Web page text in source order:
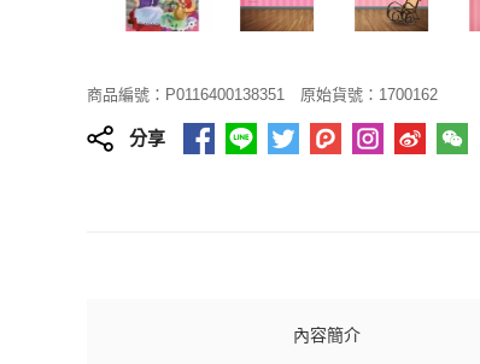
商品編號：P0116400138351 原始貨號：1700162
分享
內容簡介